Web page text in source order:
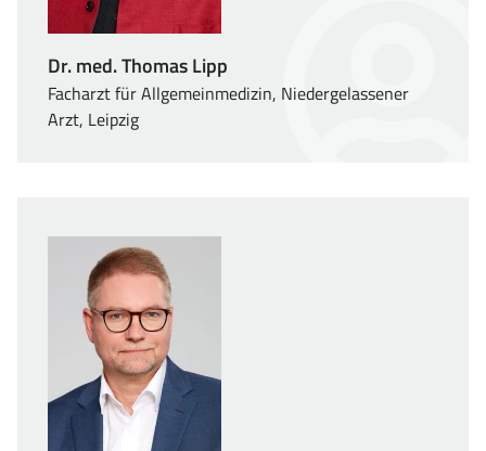
Dr. med. Thomas Lipp
Facharzt für Allgemeinmedizin, Niedergelassener
Arzt, Leipzig